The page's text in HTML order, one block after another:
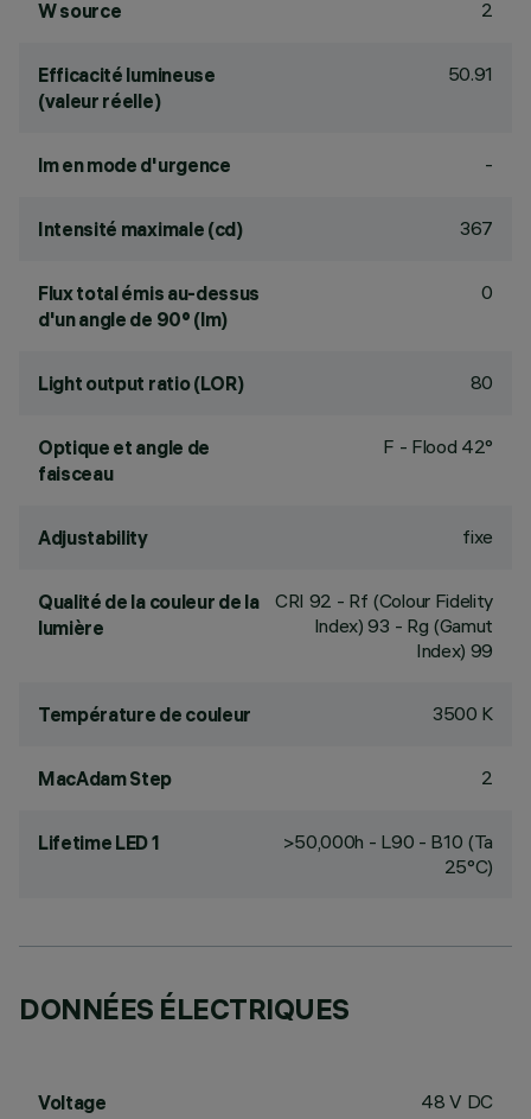
W source 2
Efficacité lumineuse
(valeur réelle)
50.91
lm en mode d'urgence -
Intensité maximale (cd) 367
Flux total émis au-dessus
d'un angle de 90° (lm)
0
Light output ratio (LOR) 80
Optique et angle de
faisceau
F - Flood 42°
Adjustability fixe
Qualité de la couleur de la
lumière
CRI 92 - Rf (Colour Fidelity
Index) 93 - Rg (Gamut
Index) 99
Température de couleur 3500 K
MacAdam Step 2
Lifetime LED 1
>50,000h - L90 - B10 (Ta
25°C)
DONNÉES ÉLECTRIQUES
Voltage 48 V DC